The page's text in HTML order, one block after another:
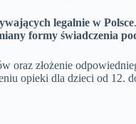
legalnie w Polsce
formy świadczenia
oraz złożenie
opieki dla dzieci od 12.